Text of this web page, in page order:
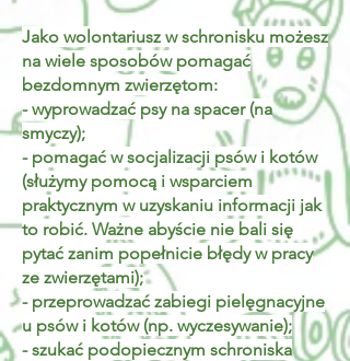
Jako wolontariusz w schronisku możesz
na wiele sposobów pomagać
bezdomnym zwierzętom:
- wyprowadzać psy na spacer (na
smyczy);
- pomagać w socjalizacji psów i kotów
(służymy pomocą i wsparciem
praktycznym w uzyskaniu informacji jak
to robić. Ważne abyście nie bali się
pytać zanim popełnicie błędy w pracy
ze zwierzętami);
- przeprowadzać zabiegi pielęgnacyjne
u psów i kotów (np. wyczesywanie);
- szukać podopiecznym schroniska